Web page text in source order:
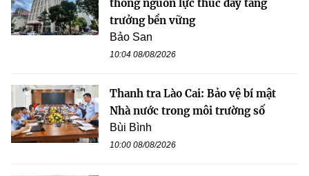
thông nguồn lực thúc đẩy tăng
trưởng bền vững
Bảo San
10:04 08/08/2026
Thanh tra Lào Cai: Bảo vệ bí mật
Nhà nước trong môi trường số
Bùi Bình
10:00 08/08/2026